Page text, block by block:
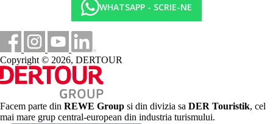
plaja cu nisip este chiar langa hotel (accesibila printr-un
pod)
umbrele, sezlonguri si prosoape gratuite
bar pe plaja ca parte a Ultra All Inclusive
Oferta sportiva
Gratuit: Centru de fitness (16+), zumba, gimnastica, tenis
de masa, gimnastica acvatica, aerobic, volei pe plaja,
jocuri de apa.
Contra cost:sporturi nautice motorizate si nemotorizate
WHATSAPP - SCRIE-NE
Copyright © 2026, DERTOUR
Facem parte din REWE Group si din divizia sa DER Touristik, cel
mai mare grup central-european din industria turismului.